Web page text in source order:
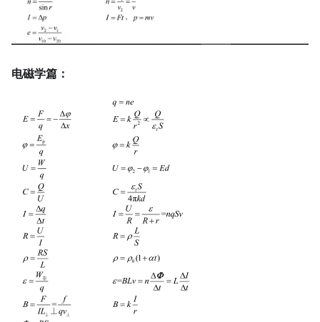
电磁学篇：